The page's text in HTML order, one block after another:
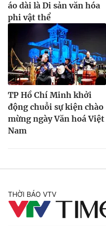
áo dài là Di sản văn hóa
phi vật thể
TP Hồ Chí Minh khởi
động chuỗi sự kiện chào
mừng ngày Văn hoá Việt
Nam
THỜI BÁO VTV